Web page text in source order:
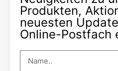
Produkten,
neuesten
Online-Postfach